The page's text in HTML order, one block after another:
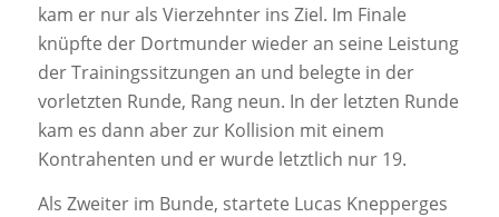
kam er nur als Vierzehnter ins Ziel. Im Finale
knüpfte der Dortmunder wieder an seine Leistung
der Trainingssitzungen an und belegte in der
vorletzten Runde, Rang neun. In der letzten Runde
kam es dann aber zur Kollision mit einem
Kontrahenten und er wurde letztlich nur 19.
Als Zweiter im Bunde, startete Lucas Knepperges